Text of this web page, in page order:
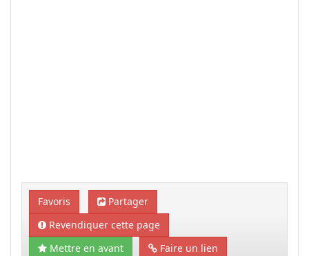
Favoris
Partager
Revendiquer cette page
Mettre en avant
Faire un lien